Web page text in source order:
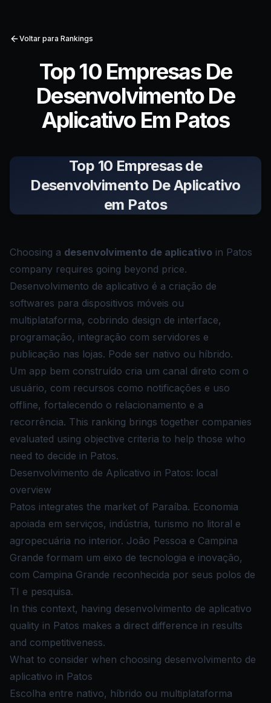
Voltar para Rankings
Top 10 Empresas De
Desenvolvimento De
Aplicativo Em Patos
Top 10 Empresas de
Desenvolvimento De Aplicativo
em Patos
Choosing a desenvolvimento de aplicativo in Patos
company requires going beyond price.
Desenvolvimento de aplicativo é a criação de
softwares para dispositivos móveis ou
multiplataforma, cobrindo design de interface,
programação, integração com servidores e
publicação nas lojas. Pode ser nativo ou híbrido.
Um app bem construído cria um canal direto com o
usuário, com recursos como notificações e uso
offline, fortalecendo o relacionamento e a
recorrência. This ranking brings together companies
evaluated using objective criteria to help those who
need to decide in Patos.
Desenvolvimento de Aplicativo in Patos: local
overview
Patos integrates the market of Paraíba. Economia
apoiada em serviços, indústria, turismo no litoral e
agropecuária no interior. João Pessoa e Campina
Grande formam um eixo de tecnologia e inovação,
com Campina Grande reconhecida por seus polos de
TI e pesquisa.
In this context, having desenvolvimento de aplicativo
quality in Patos makes a direct difference in results
and competitiveness.
What to consider when choosing desenvolvimento de
aplicativo in Patos
Escolha entre nativo, híbrido ou multiplataforma